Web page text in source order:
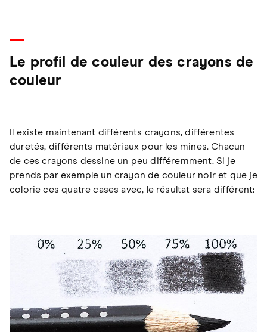
Le profil de couleur des crayons de
couleur
Il existe maintenant différents crayons, différentes
duretés, différents matériaux pour les mines. Chacun
de ces crayons dessine un peu différemment. Si je
prends par exemple un crayon de couleur noir et que je
colorie ces quatre cases avec, le résultat sera différent: